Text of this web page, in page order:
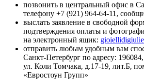
позвонить в центральный офис в
телефону +7 (921) 964-64-11,
выслать заявление в свободной
подтверждения оплаты и
на электронный ящик:
отправить любым удобным вам
Санкт-Петербург по адресу:
ул. Коли Томчака, д.17-19, лит.Б,
«Евростоун Групп»